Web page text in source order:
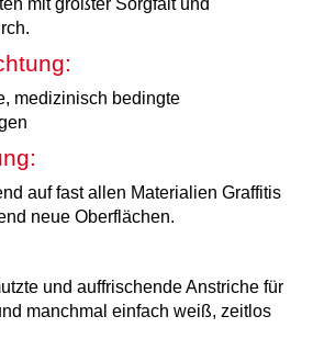
mit größter Sorgfalt und
medizinisch bedingte
auf fast allen Materialien Graffitis
neue Oberflächen.
und auffrischende Anstriche für
manchmal einfach weiß, zeitlos